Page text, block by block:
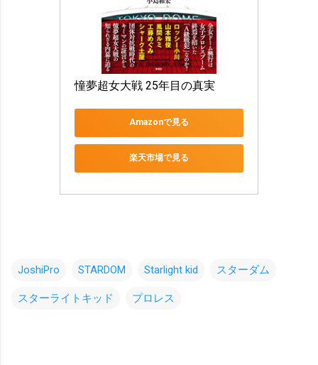
憧夢超女大戦 25年目の真実
Amazonで見る
楽天市場で見る
JoshiPro STARDOM Starlight kid スターダム
スターライトキッド プロレス